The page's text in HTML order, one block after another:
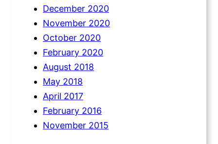
December 2020
November 2020
October 2020
February 2020
August 2018
May 2018
April 2017
February 2016
November 2015